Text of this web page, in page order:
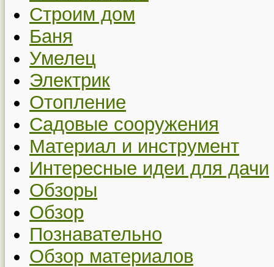
Строим дом
Баня
Умелец
Электрик
Отопление
Садовые сооружения
Материал и инструмент
Интересные идеи для дачи
Обзоры
Обзор
Познавательно
Обзор материалов